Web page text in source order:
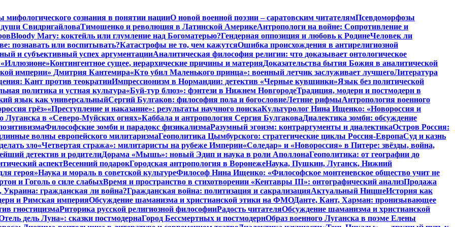
мифологического сознания в понятии нацииО новой военной поэзии – саратовским читателямПсевдоморфозы
СвидригайловаТимошенко и революция в Латинской АмерикеАнтропологи на войне: Сопротивление и
Bloody Mary: коктейль или глумление над Богоматерью?Гендерная оппозиция и любовь к РодинеЧеловек ли
познавать или воспитывать?Катастрофы не то, чем кажутсяОшибка происхождения в антирелигиозной
и субъективный успех аргументацииАналитическая философия религии: что доказывает онтологическое
Контингентное сущее, иерархические причины и материяДоказательства бытия Божия в аналитической
империи» Дмитрия Кантемира«Кто убил Маленького принца»: военный летчик заслуживает лучшегоЛитература
Кант против теократииИмпрессионизм в Нормандии: детектив «Черные кувшинки»Язык без политической
политика и устная культура«Буй-тур блюз»: фэнтези в Нижнем НовгородеТрадиция, модерн и постмодерн в
язык как универсальныйСергий Булгаков: философия пола и богословиеЛетние рифмыАнтропология военного
грёз»«Преступление и наказание»: результаты научного поискаКультуролог Нина Ищенко: «Новороссия и
Луганска в «Северо-Муйских огнях»Каббала и антропология Сергия БулгаковаДиалектика зомби: обсуждение
Философские зомби и парадокс физикализмаРазумный эгоизм: контраргументы и диалектикаОстров Россия:
волны европейского милитаризмаГеополитика Цымбурского: стратегические циклы Россия-ЕвропаСуд и казнь
зло«Четвертая стража»: милитаристы на рубеже Империи«Соледар» и «Новороссия» в Питере: звёзды, война,
детектив и родителиДорама «Мышь»: новый Эдип и наука в роли АполлонаГеополитика: от географии до
аспектВесенний подарокГородская антропология в ВоронежеНаука, Пушкин, Луганск, Нижний
героя»Наука и мораль в советской культуреФилософ Нина Ищенко: «Философское монтеневское общество учит не
и Гоголь о силе слабыхВремя и пространство в стихотворении «Кентавры III»: онтографический анализПродажа
Украина: гражданская ли война?Гражданская война: политизация и сакрализацияАктуальный НицшеИстория как
и Римская империяОбсуждение шаманизма и христианской этики на ФМОДанте, Кант, Харман: пронизывающее
гностицизмаРиторика русской религиозной философииРадость читателяОбсуждение шаманизма и христианской
дель Луна»: сказки постмодернаГород Бессмертных и постмодернОбраз военного Луганска в поэме Елены